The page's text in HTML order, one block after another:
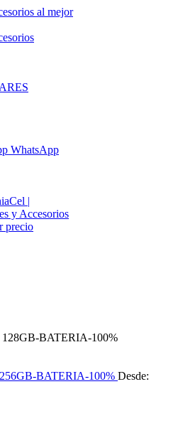
WhatsApp
BATERIA-100%
BATERIA-100% Desde: